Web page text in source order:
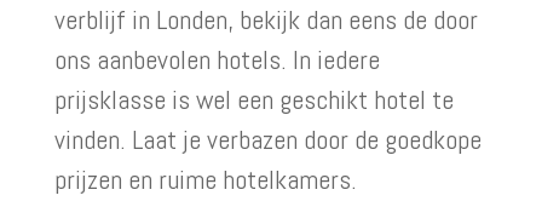
verblijf in Londen, bekijk dan eens de door
ons aanbevolen hotels. In iedere
prijsklasse is wel een geschikt hotel te
vinden. Laat je verbazen door de goedkope
prijzen en ruime hotelkamers.